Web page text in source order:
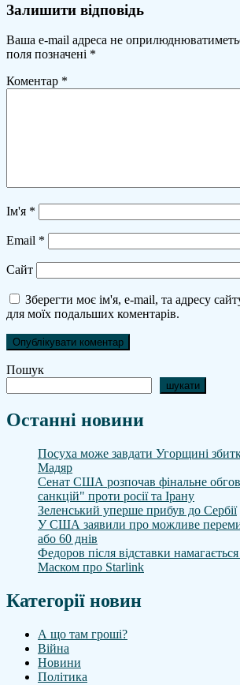
Залишити відповідь
Ваша e-mail адреса не
поля позначені *
Коментар *
Ім'я *
Email *
Сайт
Зберегти моє ім'я, e-mail, та адресу
для моїх подальших коментарів.
Пошук
шукати
Останні новини
Посуха може завдати Угорщині
Мадяр
Сенат США розпочав фінальне
санкцій" проти росії та Ірану
Зеленський уперше прибув до Сербії
У США заявили про можливе
або 60 днів
Федоров після відставки
Маском про Starlink
Категорії новин
А що там гроші?
Війна
Новини
Політика